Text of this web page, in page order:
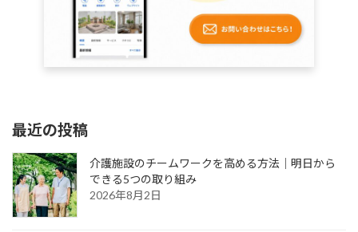
最近の投稿
介護施設のチームワークを高める方法｜明日から
できる5つの取り組み
2026年8月2日